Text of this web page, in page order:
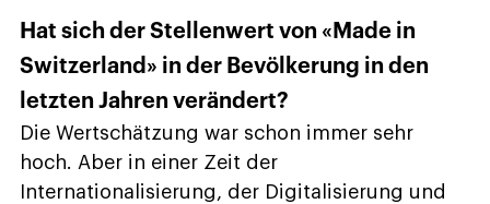
Hat sich der Stellenwert von «Made in
Switzerland» in der Bevölkerung in den
letzten Jahren verändert?
Die Wertschätzung war schon immer sehr
hoch. Aber in einer Zeit der
Internationalisierung, der Digitalisierung und